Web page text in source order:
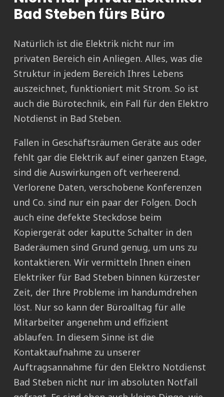
Bad Steben fürs Büro
Natürlich ist die Elektrik nicht nur im
privaten Bereich ein Anliegen. Alles, was die
Struktur in jedem Bereich Ihres Lebens
auszeichnet, funktioniert mit Strom. So ist
auch die Bürotechnik, ein Fall für den Elektro
Notdienst in Bad Steben.
Fallen in Geschäftsräumen Geräte aus oder
fehlt gar die Elektrik auf einer ganzen Etage,
sind die Auswirkungen oft verheerend.
Verlorene Daten, verschobene Konferenzen
und Co. sind nur ein paar der Folgen. Doch
auch eine defekte Steckdose beim
Kopiergerät oder kaputte Schalter in den
Baderäumen sind Grund genug, um uns zu
kontaktieren. Wir vermitteln Ihnen einen
Elektriker für Bad Steben binnen kürzester
Zeit, der Ihre Probleme im handumdrehen
löst. Nur so kann der Büroalltag für alle
Mitarbeiter angenehm und effizient
ablaufen. In diesem Sinne ist die
Kontaktaufnahme zu unserer
Auftragsannahme für den Elektro Notdienst
Bad Steben nicht nur im absoluten Notfall